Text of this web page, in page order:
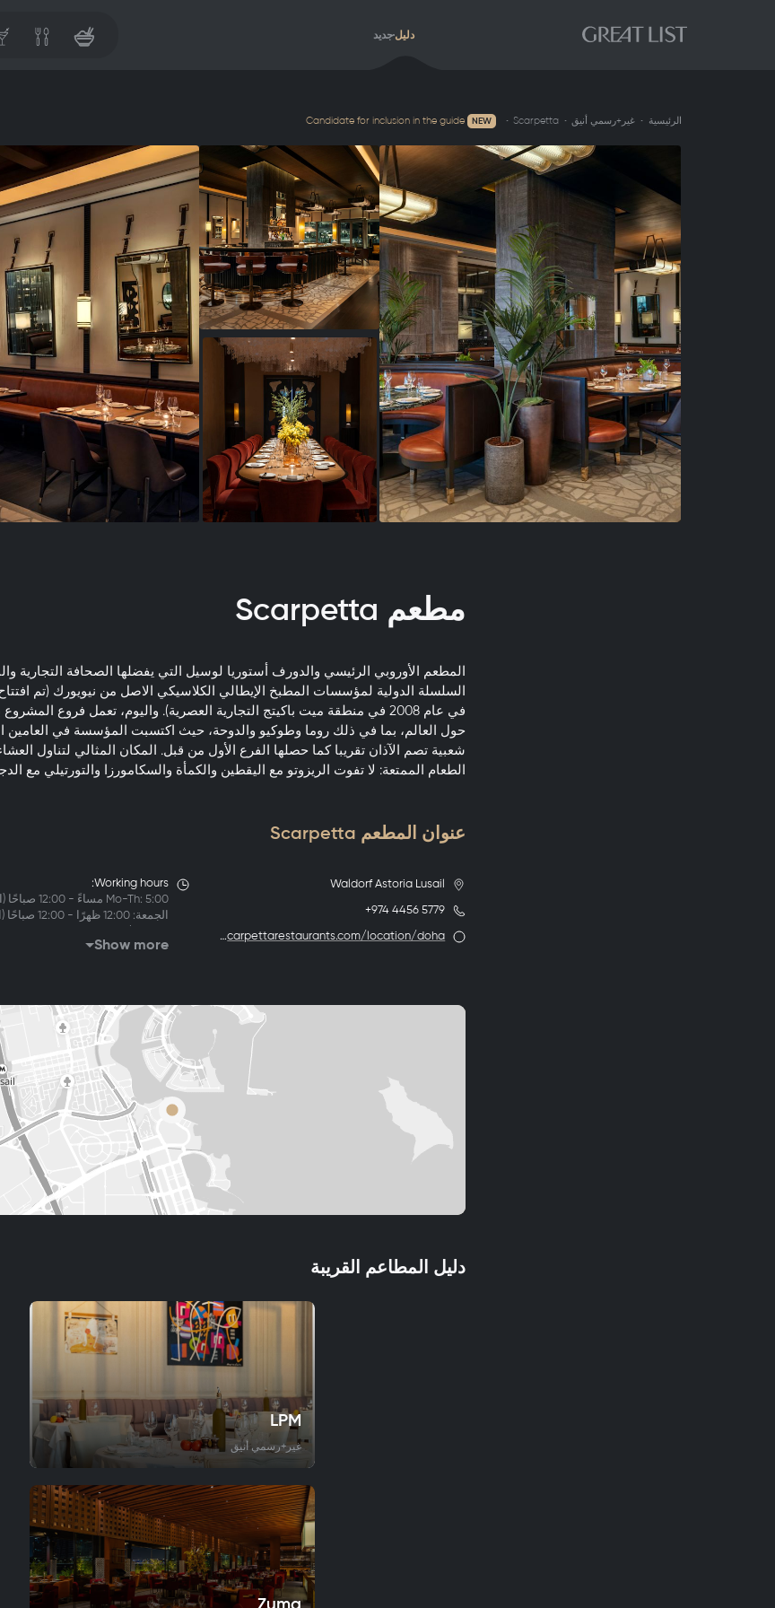
دليلجديد
الرئيسية غير+رسمي أنيق Scarpetta
NEW
Candidate for inclusion in the guide
مطعم Scarpetta
المطعم الأوروبي الرئيسي والدورف أستوريا لوسيل التي يفضلها الصحافة التجارية
السلسلة الدولية لمؤسسات المطبخ الإيطالي الكلاسيكي الاصل من نيويورك (تم
في عام 2008 في منطقة ميت باكيتج التجارية العصرية). واليوم، تعمل فروع
حول العالم، بما في ذلك روما وطوكيو والدوحة، حيث اكتسبت المؤسسة في العامين
شعبية تصم الآذان تقريبا كما حصلها الفرع الأول من قبل. المكان المثالي لتناول
الطعام الممتعة: لا تفوت الريزوتو مع اليقطين والكمأة والسكامورزا والتورتيلي مع
عنوان المطعم Scarpetta
Waldorf Astoria Lusail
+974 4456 5779
https://www.scarpettarestaurants.com/location/doha/
Working hours:
Mo-Th: 5:00 مساءً - 12:00 صباحًا (العشاء)
الجمعة: 12:00 ظهرًا -
Show more
دليل المطاعم القريبة
LPM
غير+رسمي أنيق